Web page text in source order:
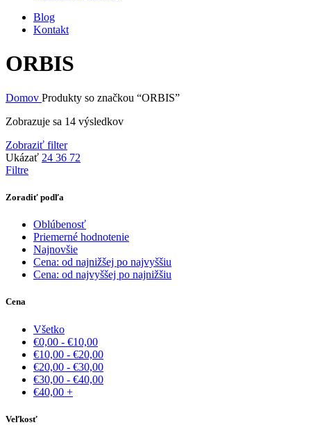
Blog
Kontakt
ORBIS
Domov Produkty so značkou “ORBIS”
Zobrazuje sa 14 výsledkovZoradené
Zobraziť filter
Ukázať 24 36 72
Filtre
Zoradiť podľa
Oblúbenosť
Priemerné hodnotenie
Najnovšie
Cena: od najnižšej po najvyššiu
Cena: od najvyššej po najnižšiu
Cena
Všetko
€0,00 - €10,00
€10,00 - €20,00
€20,00 - €30,00
€30,00 - €40,00
€40,00 +
Veľkosť